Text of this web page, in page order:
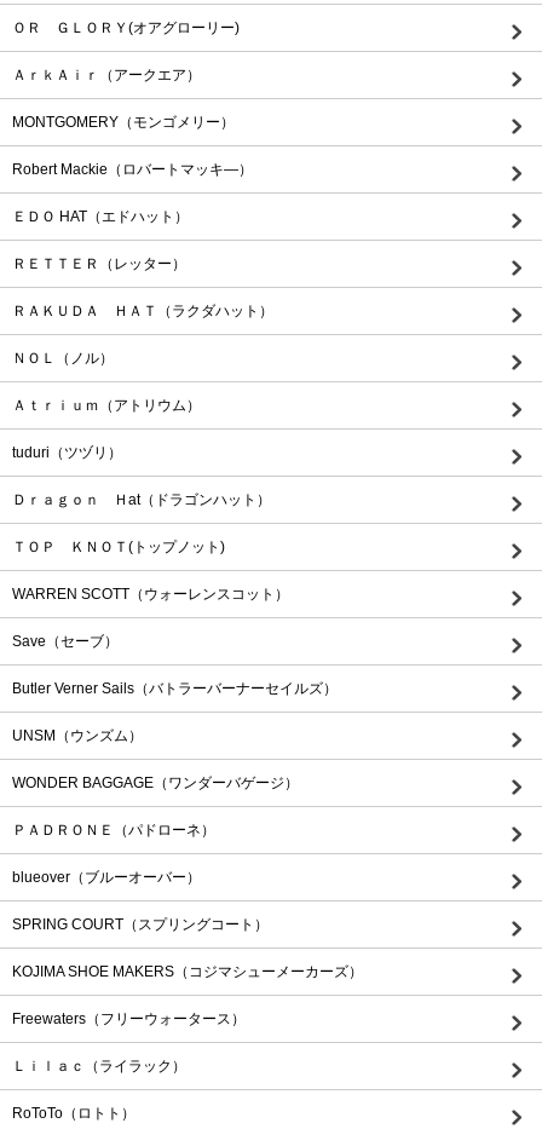
ＯＲ ＧＬＯＲＹ(オアグローリー)
ＡｒｋＡｉｒ（アークエア）
MONTGOMERY（モンゴメリー）
Robert Mackie（ロバートマッキ―）
ＥＤＯ HAT（エドハット）
ＲＥＴＴＥＲ（レッター）
ＲＡＫＵＤＡ ＨＡＴ（ラクダハット）
ＮＯＬ（ノル）
Ａｔｒｉｕｍ（アトリウム）
tuduri（ツヅリ）
Ｄｒａｇｏｎ Ｈat（ドラゴンハット）
ＴＯＰ ＫＮＯＴ(トップノット)
WARREN SCOTT（ウォーレンスコット）
Save（セーブ）
Butler Verner Sails（バトラーバーナーセイルズ）
UNSM（ウンズム）
WONDER BAGGAGE（ワンダーバゲージ）
ＰＡＤＲＯＮＥ（パドローネ）
blueover（ブルーオーバー）
SPRING COURT（スプリングコート）
KOJIMA SHOE MAKERS（コジマシューメーカーズ）
Freewaters（フリーウォータース）
Ｌｉｌａｃ（ライラック）
RoToTo（ロトト）